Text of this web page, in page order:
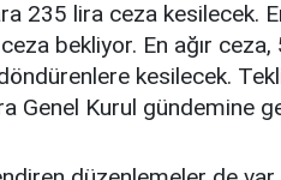
235 lira ceza kesilecek.
bekliyor. En ağır
kesilecek.
Genel Kurul gündemine